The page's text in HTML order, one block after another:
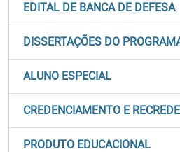
EDITAL DE BANCA DE DEFESA
DISSERTAÇÕES DO
ALUNO ESPECIAL
CREDENCIAMENTO E
PRODUTO EDUCACIONAL